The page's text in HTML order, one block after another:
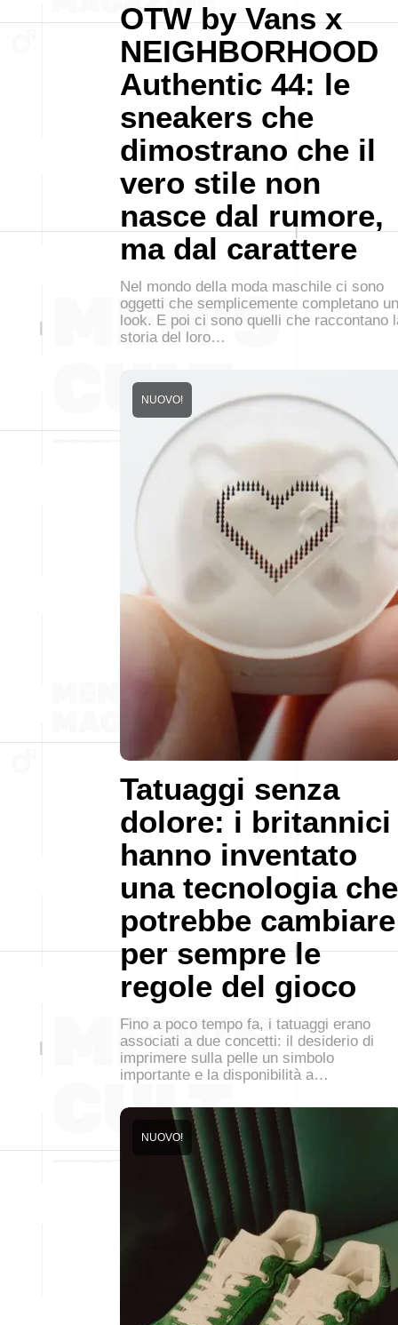
OTW by Vans x
NEIGHBORHOOD
Authentic 44: le
sneakers che
dimostrano che il
vero stile non
nasce dal rumore,
ma dal carattere
Nel mondo della moda maschile ci sono
oggetti che semplicemente completano un
look. E poi ci sono quelli che raccontano
storia del loro…
Tatuaggi senza
dolore: i britannici
hanno inventato
una tecnologia che
potrebbe cambiare
per sempre le
regole del gioco
NUOVO!
Fino a poco tempo fa, i tatuaggi erano
associati a due concetti: il desiderio di
imprimere sulla pelle un simbolo
importante e la disponibilità a…
NUOVO!